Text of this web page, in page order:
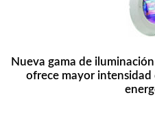
Nueva gama de
ofrece mayor intensidad